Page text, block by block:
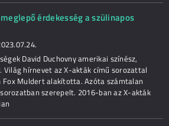
érdekesség a szülinapos
David Duchovny amerikai színész,
Világ hírnevet az X-akták című sorozattal
Fox Muldert alakította. Azóta számtalan
szerepelt. 2016-ban az X-akták